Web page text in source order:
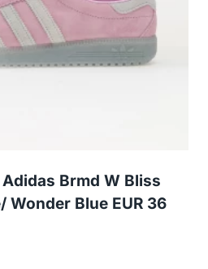
Brmd W Bliss
Wonder Blue EUR 36